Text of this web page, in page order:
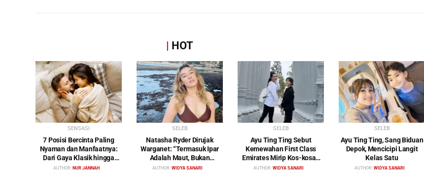
| HOT
SENSASI
7 Posisi Bercinta Paling
Nyaman dan Manfaatnya:
Dari Gaya Klasik hingga
Gunting
AUTHOR: NUR JANNAH
SELEB
Natasha Ryder Dirujak
Warganet: “Termasuk Ipar
Adalah Maut, Bukan
Mendamaikan Malah
AUTHOR: WIDYA SANARI
SELEB
Ayu Ting Ting Sebut
Kemewahan First Class
Emirates Mirip Kos-kosan
Mewah
AUTHOR: WIDYA SANARI
SELEB
Ayu Ting Ting, Sang Biduan
Depok, Mencicipi Langit
Kelas Satu
AUTHOR: WIDYA SANARI